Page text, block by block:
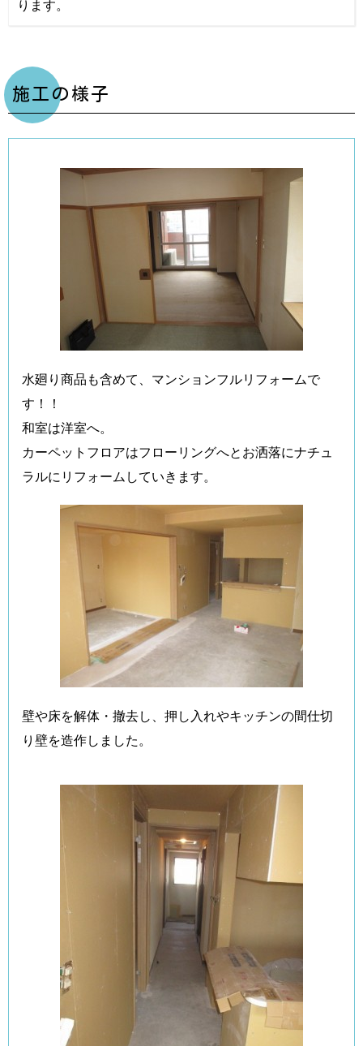
ります。
施工の様子
水廻り商品も含めて、マンションフルリフォームで
す！！
和室は洋室へ。
カーペットフロアはフローリングへとお洒落にナチュ
ラルにリフォームしていきます。
壁や床を解体・撤去し、押し入れやキッチンの間仕切
り壁を造作しました。